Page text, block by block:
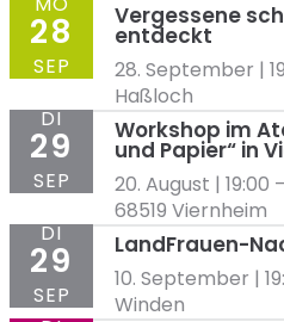
Vergessene
entdeckt
28. September |
Haßloch
28
SEP
Workshop im
und Papier“ in
20. August | 19:00 –
68519 Viernheim
DI
29
SEP
LandFrauen-
10. September |
Winden
DI
29
SEP